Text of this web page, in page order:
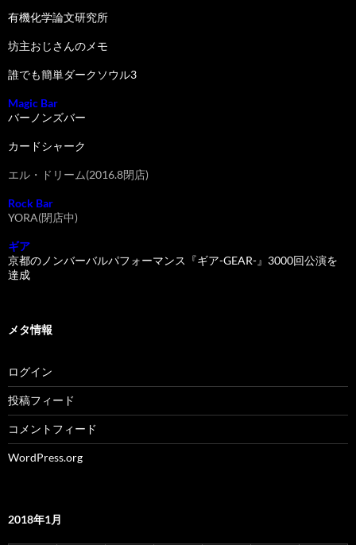
有機化学論文研究所
坊主おじさんのメモ
誰でも簡単ダークソウル3
Magic Bar
バーノンズバー
カードシャーク
エル・ドリーム(2016.8閉店)
Rock Bar
YORA(閉店中)
ギア
京都のノンバーバルパフォーマンス『ギア-GEAR-』3000回公演を
達成
メタ情報
ログイン
投稿フィード
コメントフィード
WordPress.org
2018年1月